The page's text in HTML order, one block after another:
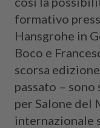
formativo
Hansgrohe in
Boco e
scorsa
passato –
per Salone del
internazionale